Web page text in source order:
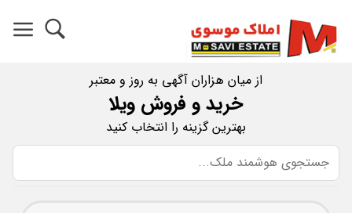
از میان هزاران آگهی به روز و معتبر
خرید و فروش ویلا
بهترین گزینه را انتخاب کنید